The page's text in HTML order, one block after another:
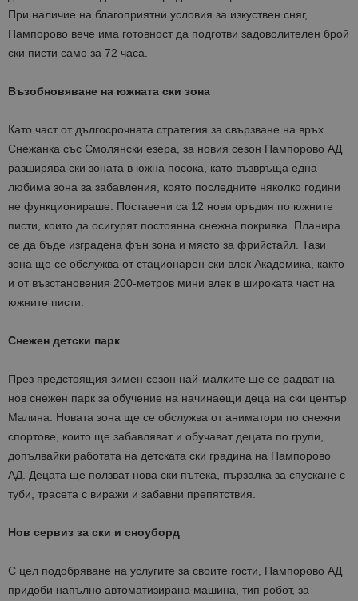
При наличие на благоприятни условия за изкуствен сняг,
Пампорово вече има готовност да подготви задоволителен брой
ски писти само за 72 часа.
Възобновяване на южната ски зона
Като част от дългосрочната стратегия за свързване на връх
Снежанка със Смолянски езера, за новия сезон Пампорово АД
разширява ски зоната в южна посока, като възвръща една
любима зона за забавления, която последните няколко години
не функционираше. Поставени са 12 нови оръдия по южните
писти, които да осигурят постоянна снежна покривка. Планира
се да бъде изградена фън зона и място за фрийстайл. Тази
зона ще се обслужва от стационарен ски влек Академика, както
и от възстановения 200-метров мини влек в широката част на
южните писти.
Снежен детски парк
През предстоящия зимен сезон най-малките ще се радват на
нов снежен парк за обучение на начинаещи деца на ски център
Малина. Новата зона ще се обслужва от аниматори по снежни
спортове, които ще забавляват и обучават децата по групи,
допълвайки работата на детската ски градина на Пампорово
АД. Децата ще ползват нова ски пътека, пързалка за спускане с
туби, трасета с виражи и забавни препятствия.
Нов сервиз за ски и сноуборд
С цел подобряване на услугите за своите гости, Пампорово АД
придоби напълно автоматизирана машина, тип робот, за